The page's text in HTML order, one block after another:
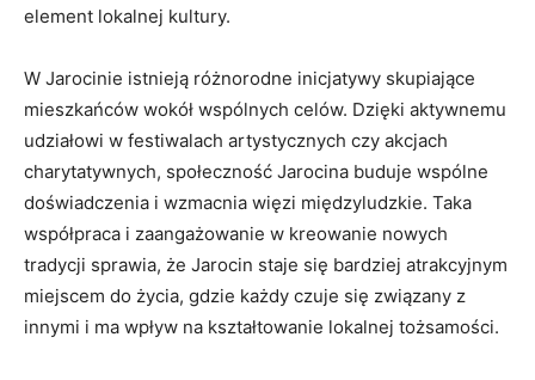
element​ lokalnej‍ kultury.
W Jarocinie istnieją różnorodne inicjatywy ⁣skupiające
⁢mieszkańców wokół wspólnych celów. Dzięki aktywnemu
udziałowi⁢ w ​festiwalach‍ artystycznych czy ⁢akcjach
charytatywnych, społeczność Jarocina buduje wspólne
⁣doświadczenia i wzmacnia więzi ⁢międzyludzkie. Taka‍
współpraca i zaangażowanie ‍w kreowanie ‍nowych
⁢tradycji sprawia, że⁢ Jarocin ⁢staje się bardziej⁢ atrakcyjnym
miejscem do życia, gdzie każdy ⁣czuje się związany z
⁢innymi i ⁤ma⁣ wpływ na⁢ kształtowanie lokalnej tożsamości.